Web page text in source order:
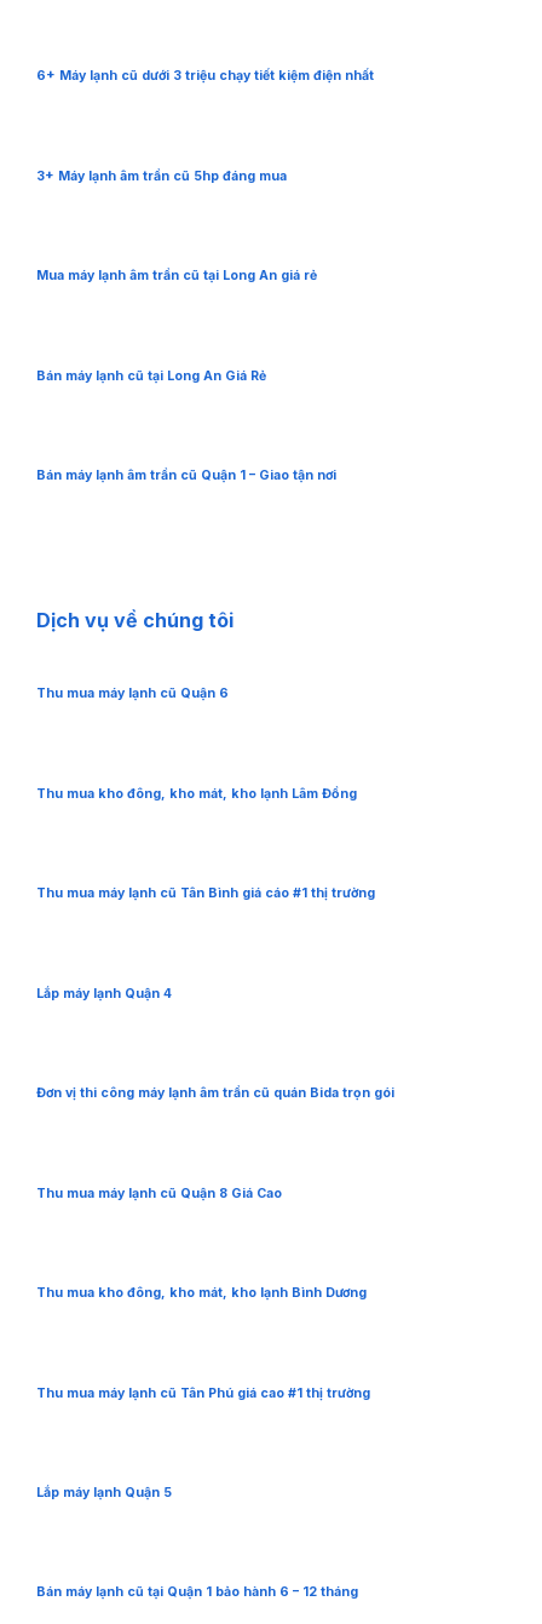
6+ Máy lạnh cũ dưới 3 triệu chạy tiết kiệm điện nhất
3+ Máy lạnh âm trần cũ 5hp đáng mua
Mua máy lạnh âm trần cũ tại Long An giá rẻ
Bán máy lạnh cũ tại Long An Giá Rẻ
Bán máy lạnh âm trần cũ Quận 1 – Giao tận nơi
Dịch vụ về chúng tôi
Thu mua máy lạnh cũ Quận 6
Thu mua kho đông, kho mát, kho lạnh Lâm Đồng
Thu mua máy lạnh cũ Tân Bình giá cáo #1 thị trường
Lắp máy lạnh Quận 4
Đơn vị thi công máy lạnh âm trần cũ quán Bida trọn gói
Thu mua máy lạnh cũ Quận 8 Giá Cao
Thu mua kho đông, kho mát, kho lạnh Bình Dương
Thu mua máy lạnh cũ Tân Phú giá cao #1 thị trường
Lắp máy lạnh Quận 5
Bán máy lạnh cũ tại Quận 1 bảo hành 6 – 12 tháng